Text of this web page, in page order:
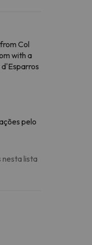
Col
with a
pelo
lista